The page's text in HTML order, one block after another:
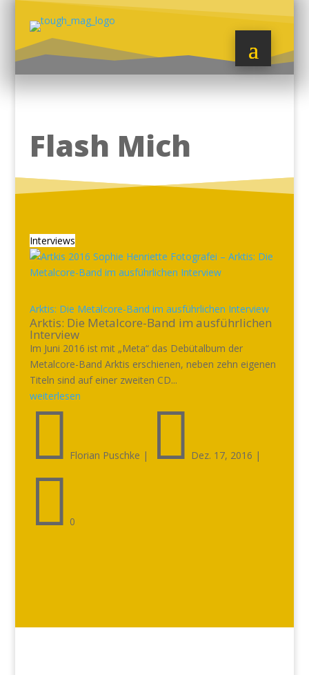
Flash Mich
Interviews
Arktis: Die Metalcore-Band im ausführlichen Interview
Arktis: Die Metalcore-Band im ausführlichen
Interview
Im Juni 2016 ist mit „Meta“ das Debütalbum der
Metalcore-Band Arktis erschienen, neben zehn eigenen
Titeln sind auf einer zweiten CD...
weiterlesen
 Florian Puschke |  Dez. 17, 2016 |
 0